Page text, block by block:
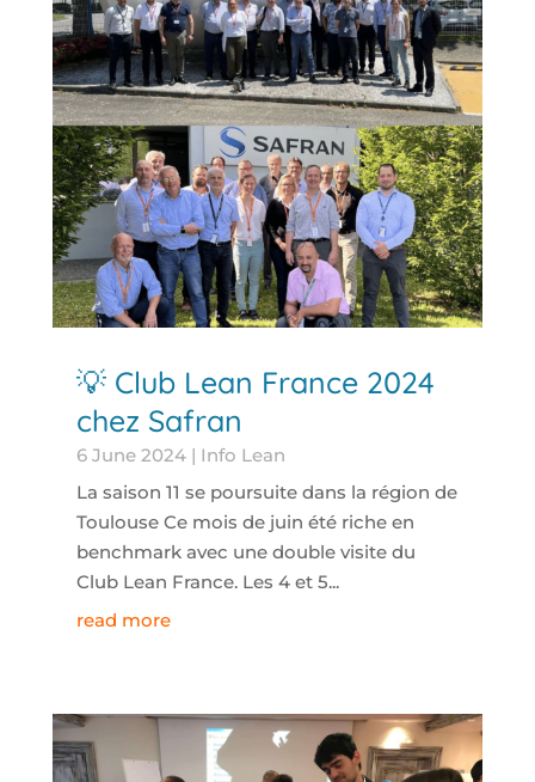
💡 Club Lean France 2024
chez Safran
6 June 2024| Info Lean
La saison 11 se poursuite dans la région de
Toulouse Ce mois de juin été riche en
benchmark avec une double visite du
Club Lean France. Les 4 et 5...
read more